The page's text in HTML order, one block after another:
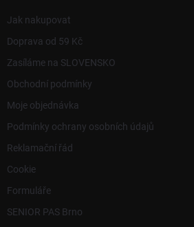
Jak nakupovat
Doprava od 59 Kč
Zasíláme na SLOVENSKO
Obchodní podmínky
Moje objednávka
Podmínky ochrany osobních údajů
Reklamační řád
Cookie
Formuláře
SENIOR PAS Brno